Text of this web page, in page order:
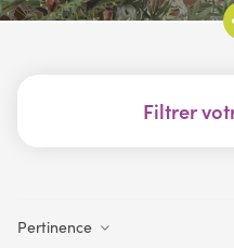
Filtrer
Pertinence